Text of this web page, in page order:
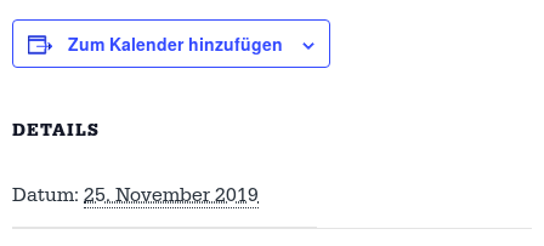
Zum Kalender hinzufügen
DETAILS
Datum: 25. November 2019